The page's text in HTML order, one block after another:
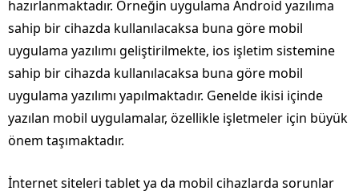
hazırlanmaktadır. Örneğin uygulama Android yazılıma
sahip bir cihazda kullanılacaksa buna göre mobil
uygulama yazılımı geliştirilmekte, ios işletim sistemine
sahip bir cihazda kullanılacaksa buna göre mobil
uygulama yazılımı yapılmaktadır. Genelde ikisi içinde
yazılan mobil uygulamalar, özellikle işletmeler için büyük
önem taşımaktadır.
İnternet siteleri tablet ya da mobil cihazlarda sorunlar